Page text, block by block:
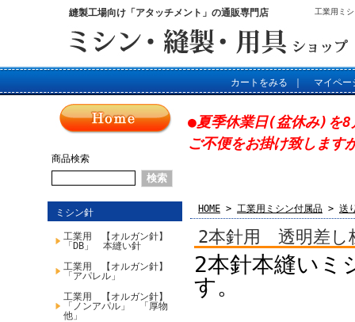
縫製工場向け「アタッチメント」の通販専門店 工業用ミ
カートをみる マイペー
商品検索
ミシン針
工業用 【オルガン針】
「DB」 本縫い針
工業用 【オルガン針】
「アパレル」
工業用 【オルガン針】
「ノンアパル」 「厚物
他」
●夏季休業日(盆休み)を
ご不便をお掛け致します
HOME > 工業用ミシン付属品 > 送
2本針用 透明差
2本針本縫いミ
す。